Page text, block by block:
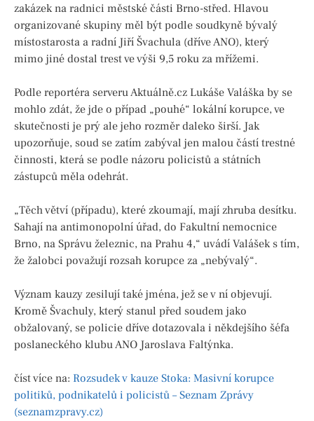
zakázek na radnici městské části Brno-střed. Hlavou
organizované skupiny měl být podle soudkyně bývalý
místostarosta a radní Jiří Švachula (dříve ANO), který
mimo jiné dostal trest ve výši 9,5 roku za mřížemi.
Podle reportéra serveru Aktuálně.cz Lukáše Valáška by se
mohlo zdát, že jde o případ „pouhé“ lokální korupce, ve
skutečnosti je prý ale jeho rozměr daleko širší. Jak
upozorňuje, soud se zatím zabýval jen malou částí trestné
činnosti, která se podle názoru policistů a státních
zástupců měla odehrát.
„Těch větví (případu), které zkoumají, mají zhruba desítku.
Sahají na antimonopolní úřad, do Fakultní nemocnice
Brno, na Správu železnic, na Prahu 4,“ uvádí Valášek s tím,
že žalobci považují rozsah korupce za „nebývalý“.
Význam kauzy zesilují také jména, jež se v ní objevují.
Kromě Švachuly, který stanul před soudem jako
obžalovaný, se policie dříve dotazovala i někdejšího šéfa
poslaneckého klubu ANO Jaroslava Faltýnka.
číst více na: Rozsudek v kauze Stoka: Masivní korupce
politiků, podnikatelů i policistů – Seznam Zprávy
(seznamzpravy.cz)